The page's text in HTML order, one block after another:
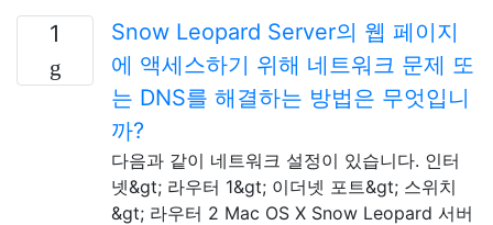
1
Snow Leopard Server의 웹 페이지
에 액세스하기 위해 네트워크 문제 또
는 DNS를 해결하는 방법은 무엇입니
까?
다음과 같이 네트워크 설정이 있습니다. 인터
넷&gt; 라우터 1&gt; 이더넷 포트&gt; 스위치
&gt; 라우터 2 Mac OS X Snow Leopard 서버